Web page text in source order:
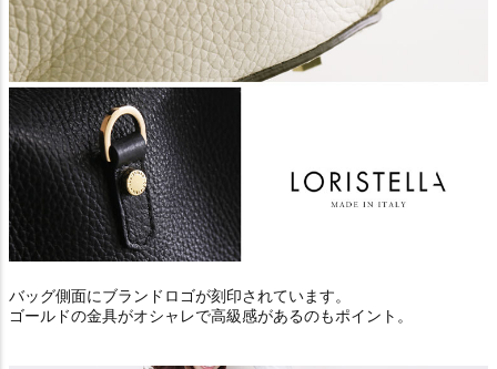
バッグ側面にブランドロゴが刻印されています。
ゴールドの金具がオシャレで高級感があるのもポイント。